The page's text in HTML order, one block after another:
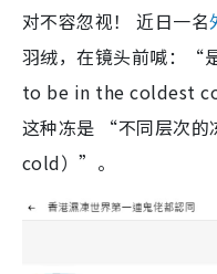
对不容忽视！ 近日一名
羽绒，在镜头前喊：“
to be in the coldest
这种冻是 “不同层次
cold）”。